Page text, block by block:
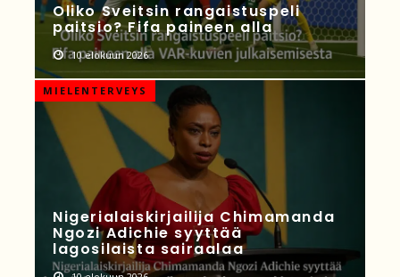
Oliko Sveitsin rangaistuspeli
paitsio? Fifa paineen alla
10 elokuun 2026
MIELENTERVEYS
Nigerialaiskirjailija Chimamanda
Ngozi Adichie syyttää
lagosilaista sairaalaa